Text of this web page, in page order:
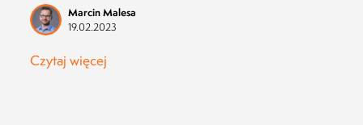
Marcin Malesa
19.02.2023
Czytaj więcej